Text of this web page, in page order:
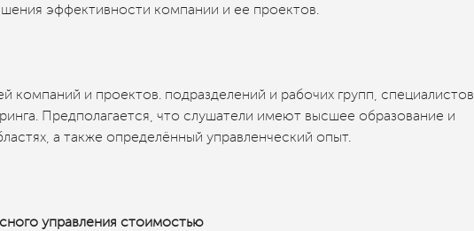
эффективности компании и ее проектов.
компаний и проектов. подразделений и рабочих групп, специалистов,
Предполагается, что слушатели имеют высшее образование и
а также определённый управленческий опыт.
управления стоимостью